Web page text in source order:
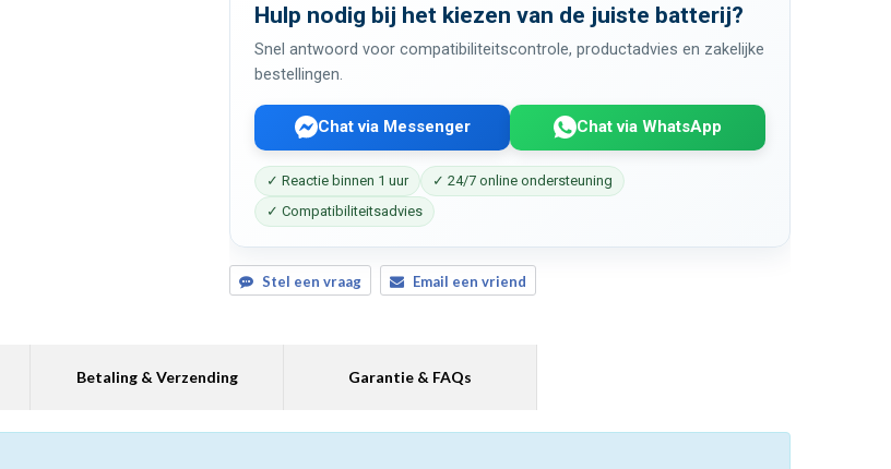
Hulp nodig bij het kiezen van de juiste batterij?
Snel antwoord voor compatibiliteitscontrole, productadvies en zakelijke
bestellingen.
Chat via Messenger Chat via WhatsApp
✓ Reactie binnen 1 uur
✓ 24/7 online ondersteuning
✓ Compatibiliteitsadvies
Stel een vraag Email een vriend
Betaling & Verzending Garantie & FAQs